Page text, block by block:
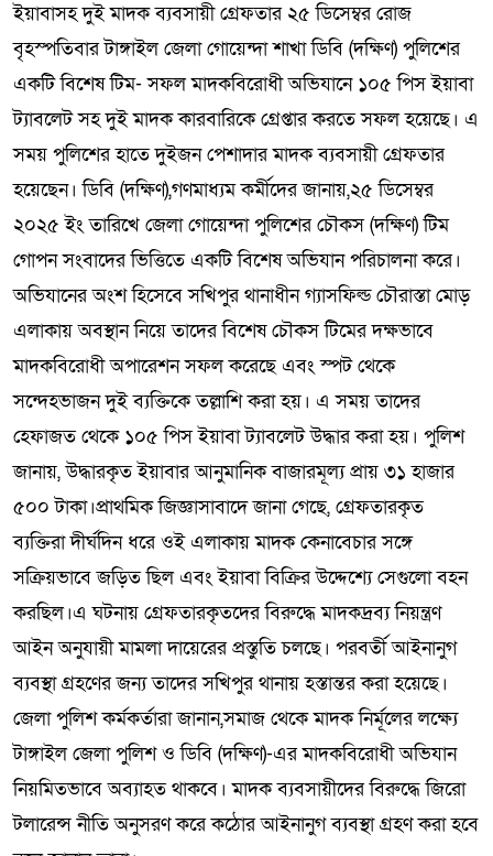
ইয়াবাসহ দুই মাদক ব্যবসায়ী গ্রেফতার ২৫ ডিসেম্বর রোজ
বৃহস্পতিবার টাঙ্গাইল জেলা গোয়েন্দা শাখা ডিবি (দক্ষিণ) পুলিশের
একটি বিশেষ টিম- সফল মাদকবিরোধী অভিযানে ১০৫ পিস ইয়াবা
ট্যাবলেট সহ দুই মাদক কারবারিকে গ্রেপ্তার করতে সফল হয়েছে। এ
সময় পুলিশের হাতে দুইজন পেশাদার মাদক ব্যবসায়ী গ্রেফতার
হয়েছেন। ডিবি (দক্ষিণ),গণমাধ্যম কর্মীদের জানায়,২৫ ডিসেম্বর
২০২৫ ইং তারিখে জেলা গোয়েন্দা পুলিশের চৌকস (দক্ষিণ) টিম
গোপন সংবাদের ভিত্তিতে একটি বিশেষ অভিযান পরিচালনা করে।
অভিযানের অংশ হিসেবে সখিপুর থানাধীন গ্যাসফিল্ড চৌরাস্তা মোড়
এলাকায় অবস্থান নিয়ে তাদের বিশেষ চৌকস টিমের দক্ষভাবে
মাদকবিরোধী অপারেশন সফল করেছে এবং স্পট থেকে
সন্দেহভাজন দুই ব্যক্তিকে তল্লাশি করা হয়। এ সময় তাদের
হেফাজত থেকে ১০৫ পিস ইয়াবা ট্যাবলেট উদ্ধার করা হয়। পুলিশ
জানায়, উদ্ধারকৃত ইয়াবার আনুমানিক বাজারমূল্য প্রায় ৩১ হাজার
৫০০ টাকা।প্রাথমিক জিজ্ঞাসাবাদে জানা গেছে, গ্রেফতারকৃত
ব্যক্তিরা দীর্ঘদিন ধরে ওই এলাকায় মাদক কেনাবেচার সঙ্গে
সক্রিয়ভাবে জড়িত ছিল এবং ইয়াবা বিক্রির উদ্দেশ্যে সেগুলো বহন
করছিল।এ ঘটনায় গ্রেফতারকৃতদের বিরুদ্ধে মাদকদ্রব্য নিয়ন্ত্রণ
আইন অনুযায়ী মামলা দায়েরের প্রস্তুতি চলছে। পরবর্তী আইনানুগ
ব্যবস্থা গ্রহণের জন্য তাদের সখিপুর থানায় হস্তান্তর করা হয়েছে।
জেলা পুলিশ কর্মকর্তারা জানান,সমাজ থেকে মাদক নির্মূলের লক্ষ্যে
টাঙ্গাইল জেলা পুলিশ ও ডিবি (দক্ষিণ)-এর মাদকবিরোধী অভিযান
নিয়মিতভাবে অব্যাহত থাকবে। মাদক ব্যবসায়ীদের বিরুদ্ধে জিরো
টলারেন্স নীতি অনুসরণ করে কঠোর আইনানুগ ব্যবস্থা গ্রহণ করা হবে